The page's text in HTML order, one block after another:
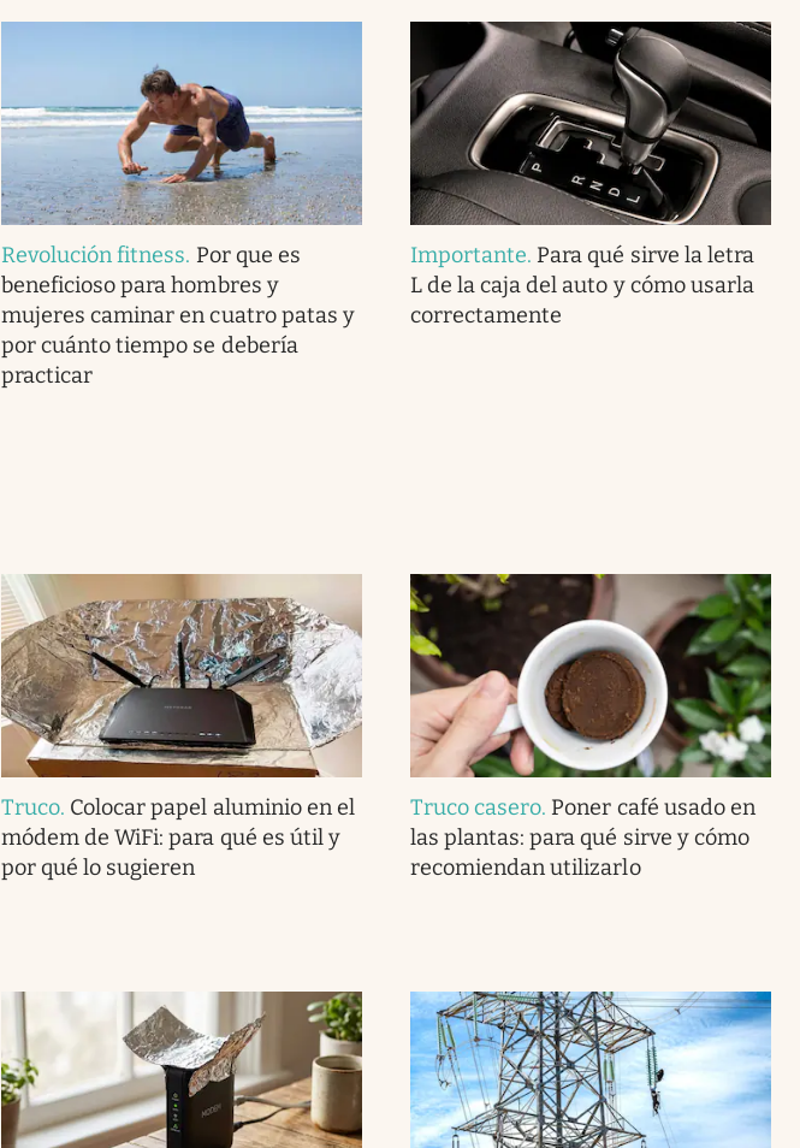
Revolución fitness. Por que es
beneficioso para hombres y
mujeres caminar en cuatro patas y
por cuánto tiempo se debería
practicar
Importante. Para qué sirve la letra
L de la caja del auto y cómo usarla
correctamente
Truco. Colocar papel aluminio en el
módem de WiFi: para qué es útil y
por qué lo sugieren
Truco casero. Poner café usado en
las plantas: para qué sirve y cómo
recomiendan utilizarlo